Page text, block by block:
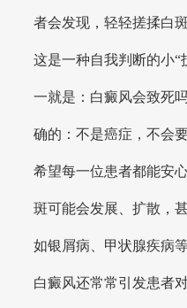
者会发现，轻轻搓揉白
这是一种自我判断的小“
一就是：白癜风会致死
确的：不是癌症，不会
希望每一位患者都能安
斑可能会发展、扩散，
如银屑病、甲状腺疾病等
白癜风还常常引发患者